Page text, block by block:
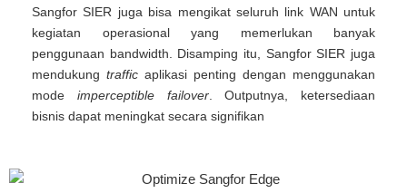
Sangfor SIER juga bisa mengikat seluruh link WAN untuk
kegiatan operasional yang memerlukan banyak
penggunaan bandwidth. Disamping itu, Sangfor SIER juga
mendukung traffic aplikasi penting dengan menggunakan
mode imperceptible failover. Outputnya, ketersediaan
bisnis dapat meningkat secara signifikan